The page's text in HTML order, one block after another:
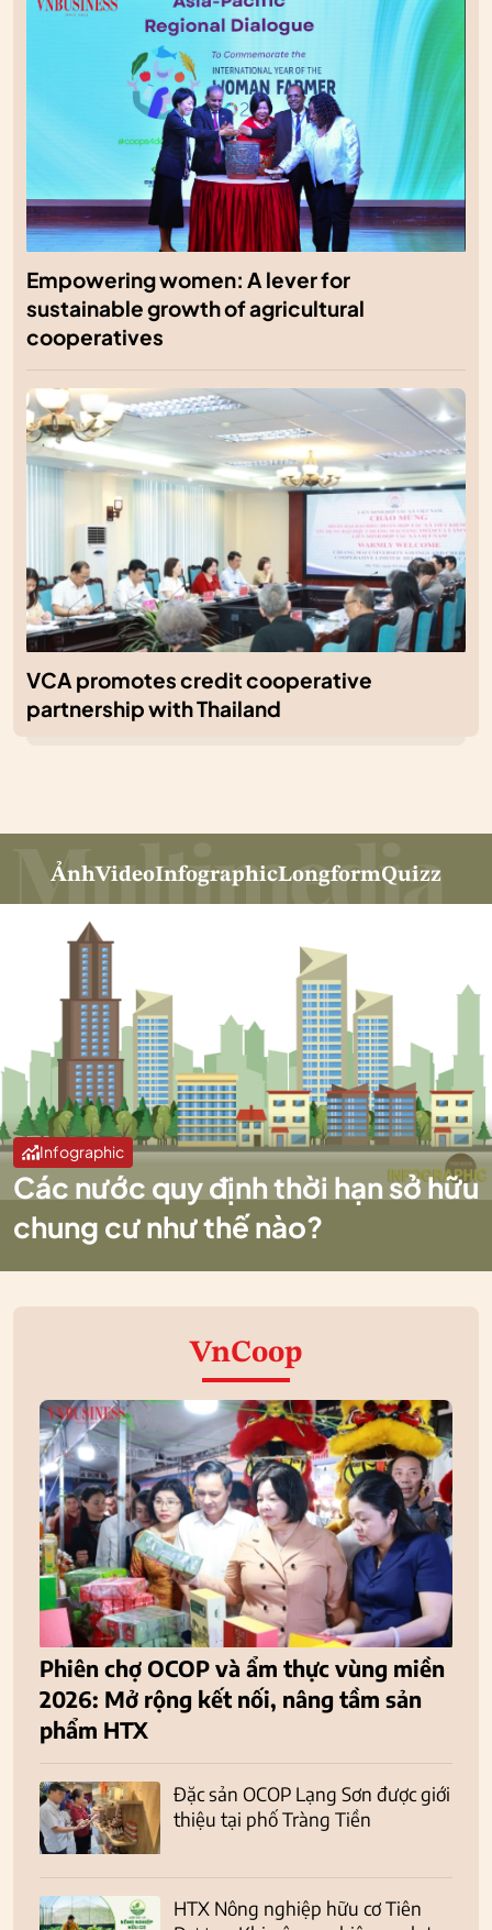
Empowering women: A lever for
sustainable growth of agricultural
cooperatives
VCA promotes credit cooperative
partnership with Thailand
ẢnhVideoInfographicLongformQuizz
Infographic
Các nước quy định thời hạn sở hữu
chung cư như thế nào?
VnCoop
Phiên chợ OCOP và ẩm thực vùng miền
2026: Mở rộng kết nối, nâng tầm sản
phẩm HTX
Đặc sản OCOP Lạng Sơn được giới
thiệu tại phố Tràng Tiền
HTX Nông nghiệp hữu cơ Tiên